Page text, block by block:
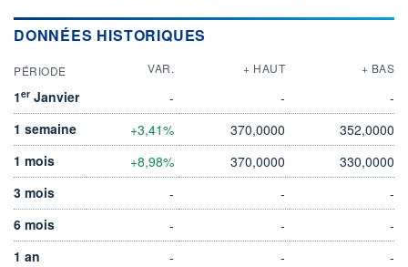
DONNÉES HISTORIQUES
PÉRIODE VAR. + HAUT + BAS
1er Janvier - -
-
1 semaine
+3,41% 370,0000
352,0000
1 mois
+8,98% 370,0000
330,0000
3 mois
- -
-
6 mois
- -
-
1 an
- -
-